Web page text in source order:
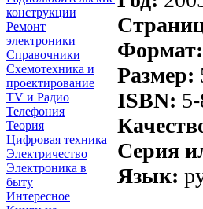
конструкции
Ремонт
электроники
Справочники
Схемотехника и
проектирование
TV и Радио
Телефония
Теория
Цифровая техника
Электричество
Электроника в
быту
Интересное
Формат:
Размер:
ISBN:
Серия
Язык: